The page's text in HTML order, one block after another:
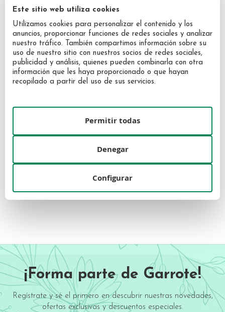
Narciso Rodríguez Narciso
Ambrée Eau de Parfum 50 ml
Vaporizador
84,00 €
Narciso Rodríguez Narciso
Ambrée Eau de Parfum 30 ml
58,40 €
Este sitio web utiliza cookies
Utilizamos cookies para personalizar el contenido y los
anuncios, proporcionar funciones de redes sociales y analizar
nuestro tráfico. También compartimos información sobre su
uso de nuestro sitio con nuestros socios de redes sociales,
publicidad y análisis, quienes pueden combinarla con otra
información que les haya proporcionado o que hayan
recopilado a partir del uso de sus servicios.
Configurar
Denegar
Permitir todas
¡Forma parte de Garrote!
Regístrate y sé el primero en descubrir nuestras novedades,
ofertas exclusivas y descuentos especiales.